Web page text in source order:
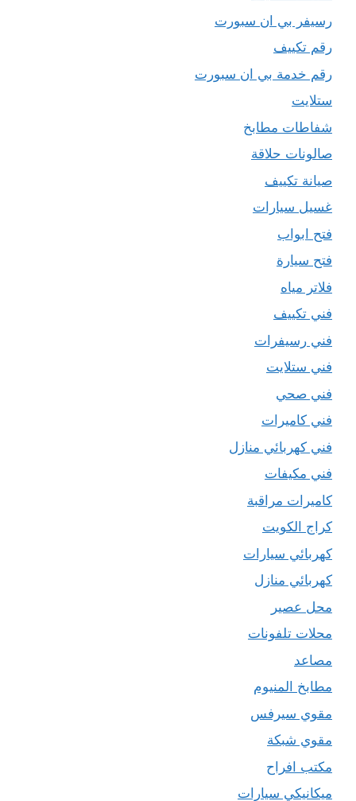
رسيفر بي ان سبورت
رقم تكييف
رقم خدمة بي ان سبورت
ستلايت
شفاطات مطابخ
صالونات حلاقة
صيانة تكييف
غسيل سيارات
فتح ابواب
فتح سيارة
فلاتر مياه
فني تكييف
فني رسيفرات
فني ستلايت
فني صحي
فني كاميرات
فني كهربائي منازل
فني مكيفات
كاميرات مراقبة
كراج الكويت
كهربائي سيارات
كهربائي منازل
محل عصير
محلات تلفونات
مصاعد
مطابخ المنيوم
مقوي سيرفس
مقوي شبكة
مكتب افراح
ميكانيكي سيارات